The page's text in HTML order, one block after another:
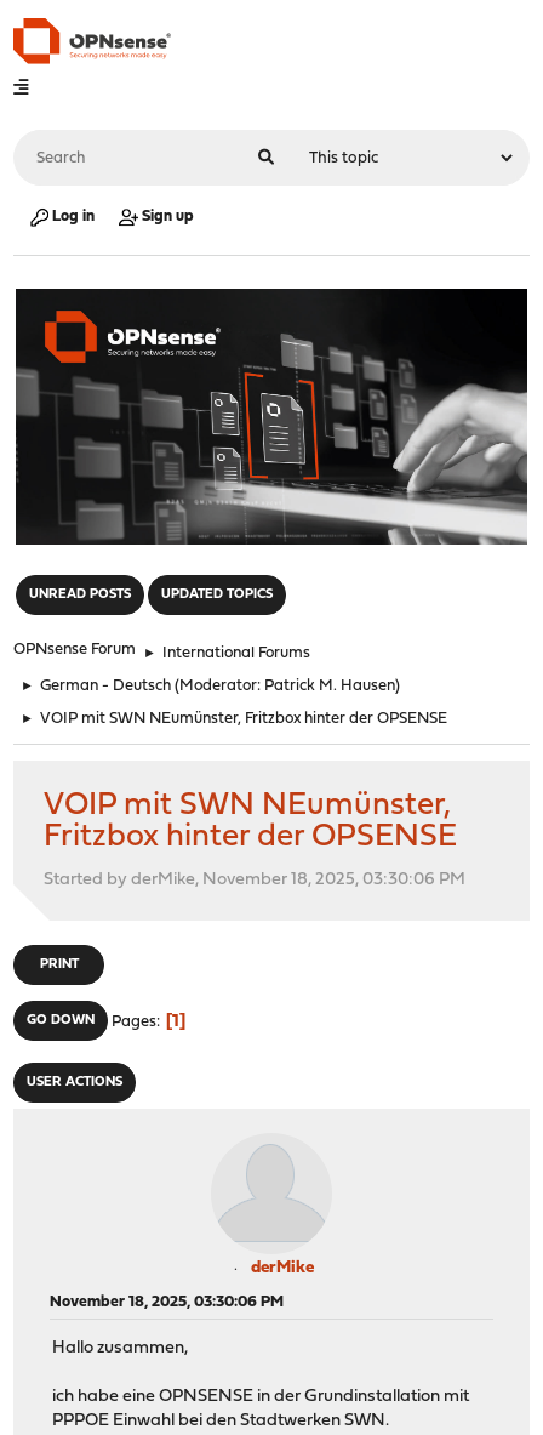
Log in Sign up
UNREAD POSTS UPDATED TOPICS
OPNsense Forum ► International Forums
► German - Deutsch (Moderator: Patrick M. Hausen)
► VOIP mit SWN NEumünster, Fritzbox hinter der OPSENSE
VOIP mit SWN NEumünster,
Fritzbox hinter der OPSENSE
Started by derMike, November 18, 2025, 03:30:06 PM
PRINT
GO DOWN Pages 1
USER ACTIONS
derMike
November 18, 2025, 03:30:06 PM
Hallo zusammen,
ich habe eine OPNSENSE in der Grundinstallation mit
PPPOE Einwahl bei den Stadtwerken SWN.